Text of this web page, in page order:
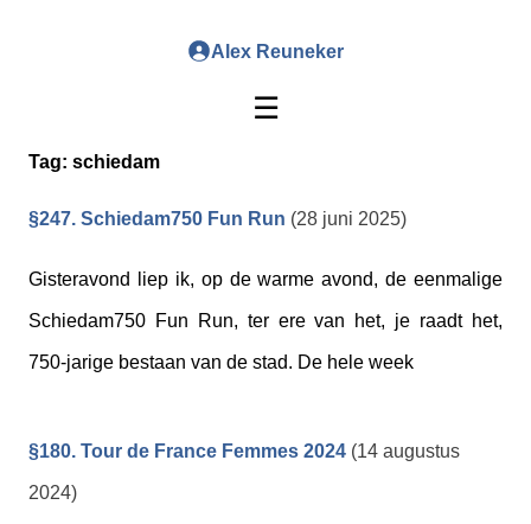
Alex Reuneker
☰
Tag:schiedam
§247. Schiedam750 Fun Run (28 juni 2025)
Gisteravond liep ik, op de warme avond, de eenmalige
Schiedam750 Fun Run, ter ere van het, je raadt het,
750-jarige bestaan van de stad. De hele week
§180. Tour de France Femmes 2024 (14 augustus
2024)